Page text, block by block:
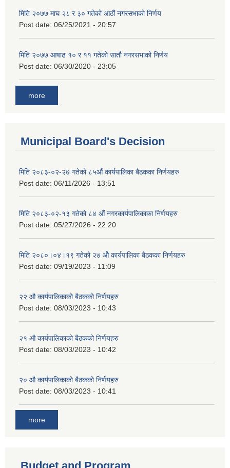
मिति २०७७ माघ २८ र ३० गतेको आठौं नगरसभाको निर्णय
Post date: 06/25/2021 - 20:57
मिति २०७७ आषाढ १० र ११ गतेको सातौ नगरसभाको निर्णय
Post date: 06/30/2020 - 23:05
more
Municipal Board's Decision
मिति २०८३-०२-२७ गतेको ८५औं कार्यपालिका बैठकका निर्णयहरु
Post date: 06/11/2026 - 13:51
मिति २०८३-०२-१३ गतेको ८४ औं नगरकार्यपालिकाका निर्णयहरु
Post date: 05/27/2026 - 22:20
मिति २०८०।०४।१९ गतेको २७ ‌‍‌ओेै कार्यपालिका बैठकका निर्णयहरु
Post date: 09/19/2023 - 11:09
२‍२ औ कार्यपालिकाको बैठकको निर्णयहरु
Post date: 08/03/2023 - 10:43
२‍१ औ कार्यपालिकाको बैठकको निर्णयहरु
Post date: 08/03/2023 - 10:42
२‍० औ कार्यपालिकाको बैठकको निर्णयहरु
Post date: 08/03/2023 - 10:41
more